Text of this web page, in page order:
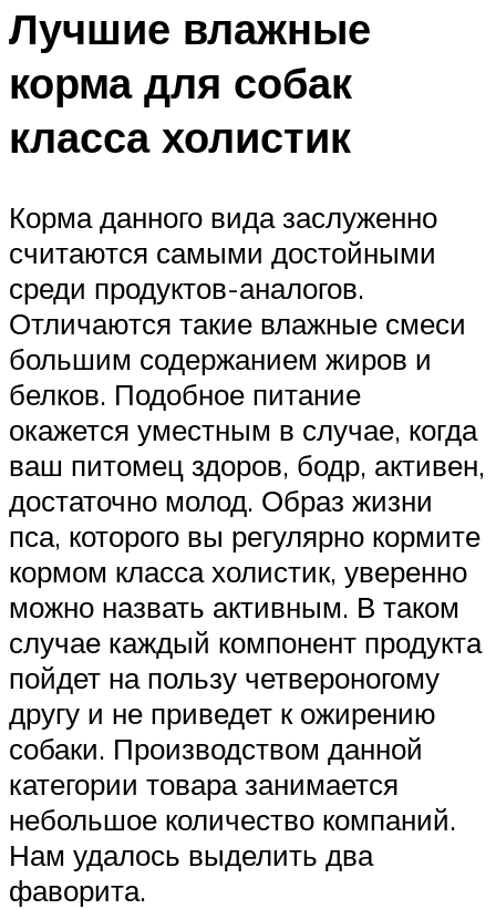
Лучшие влажные
корма для собак
класса холистик
Корма данного вида заслуженно
считаются самыми достойными
среди продуктов-аналогов.
Отличаются такие влажные смеси
большим содержанием жиров и
белков. Подобное питание
окажется уместным в случае, когда
ваш питомец здоров, бодр, активен,
достаточно молод. Образ жизни
пса, которого вы регулярно кормите
кормом класса холистик, уверенно
можно назвать активным. В таком
случае каждый компонент продукта
пойдет на пользу четвероногому
другу и не приведет к ожирению
собаки. Производством данной
категории товара занимается
небольшое количество компаний.
Нам удалось выделить два
фаворита.